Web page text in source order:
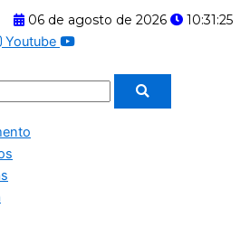
06 de agosto de 2026
10:31:25
Youtube